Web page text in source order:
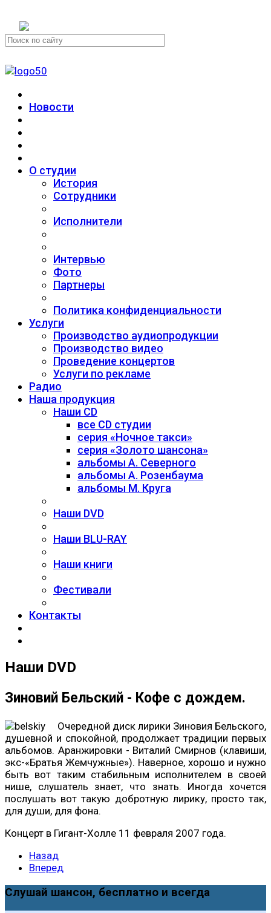
Новости
О студии
История
Сотрудники
Исполнители
Интервью
Фото
Партнеры
Политика конфиденциальности
Услуги
Производство аудиопродукции
Производство видео
Проведение концертов
Услуги по рекламе
Радио
Наша продукция
Наши CD
все CD студии
серия «Ночное такси»
серия «Золото шансона»
альбомы А. Северного
альбомы А. Розенбаума
альбомы М. Круга
Наши DVD
Наши BLU-RAY
Наши книги
Фестивали
Контакты
Наши DVD
Зиновий Бельский - Кофе с дождем.
Очередной диск лирики Зиновия Бельского,
душевной и спокойной, продолжает традиции первых
альбомов. Аранжировки - Виталий Смирнов (клавиши,
экс-«Братья Жемчужные»). Наверное, хорошо и нужно
быть вот таким стабильным исполнителем в своей
нише, слушатель знает, что знать. Иногда хочется
послушать вот такую добротную лирику, просто так,
для души, для фона.
Концерт в Гигант-Холле 11 февраля 2007 года.
Назад
Вперед
Слушай шансон, бесплатно и всегда